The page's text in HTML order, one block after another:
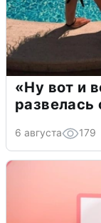
«Ну вот и
6 августа 179